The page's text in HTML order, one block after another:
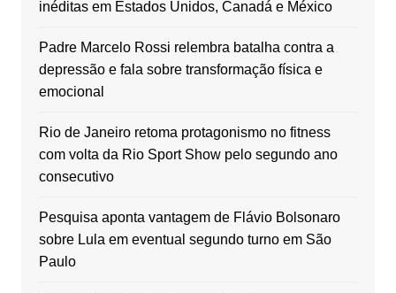
inéditas em Estados Unidos, Canadá e México
Padre Marcelo Rossi relembra batalha contra a
depressão e fala sobre transformação física e
emocional
Rio de Janeiro retoma protagonismo no fitness
com volta da Rio Sport Show pelo segundo ano
consecutivo
Pesquisa aponta vantagem de Flávio Bolsonaro
sobre Lula em eventual segundo turno em São
Paulo